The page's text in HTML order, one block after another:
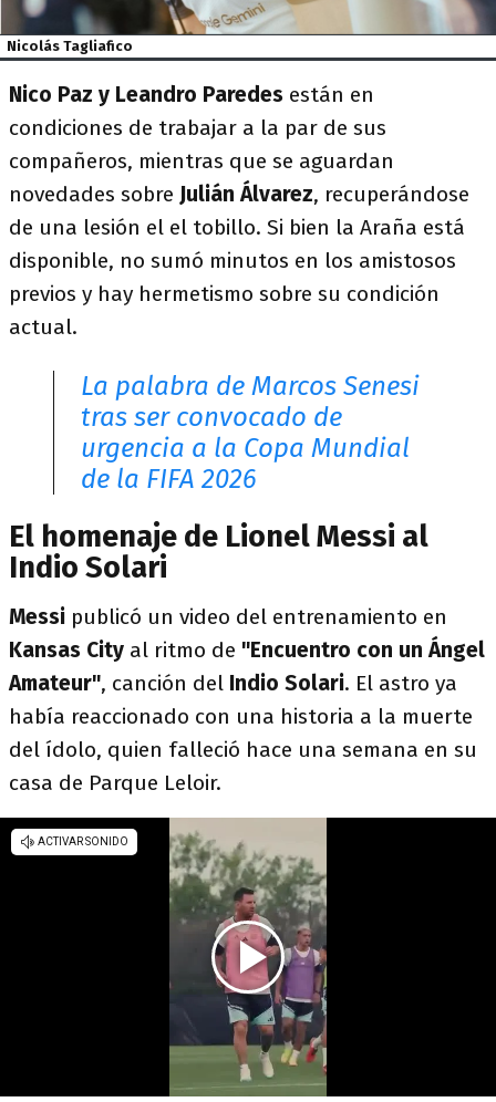
Nicolás Tagliafico
Nico Paz y Leandro Paredes están en
condiciones de trabajar a la par de sus
compañeros, mientras que se aguardan
novedades sobre Julián Álvarez, recuperándose
de una lesión el el tobillo. Si bien la Araña está
disponible, no sumó minutos en los amistosos
previos y hay hermetismo sobre su condición
actual.
La palabra de Marcos Senesi
tras ser convocado de
urgencia a la Copa Mundial
de la FIFA 2026
El homenaje de Lionel Messi al
Indio Solari
Messi publicó un video del entrenamiento en
Kansas City al ritmo de "Encuentro con un Ángel
Amateur", canción del Indio Solari. El astro ya
había reaccionado con una historia a la muerte
del ídolo, quien falleció hace una semana en su
casa de Parque Leloir.